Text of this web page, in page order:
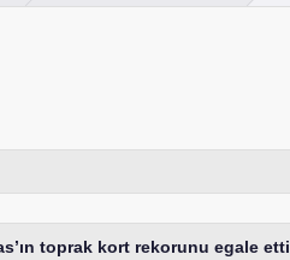
toprak kort rekorunu egale etti